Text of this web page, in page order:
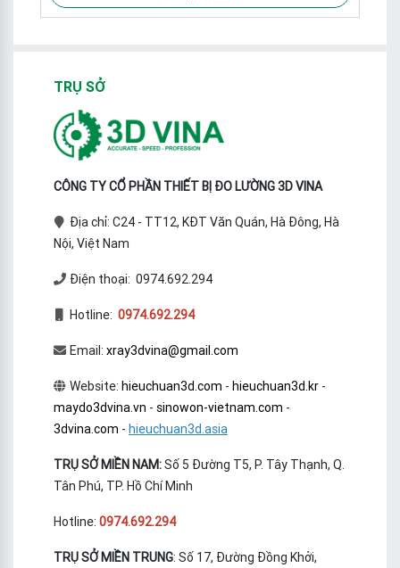
TRỤ SỞ
CÔNG TY CỔ PHẦN THIẾT BỊ ĐO LƯỜNG 3D VINA
Địa chỉ: C24 - TT12, KĐT Văn Quán, Hà Đông, Hà
Nội, Việt Nam
Điện thoại: 0974.692.294
Hotline: 0974.692.294
Email: xray3dvina@gmail.com
Website: hieuchuan3d.com - hieuchuan3d.kr-
maydo3dvina.vn - sinowon-vietnam.com -
3dvina.com - hieuchuan3d.asia
TRỤ SỞ MIỀN NAM:Số 5 Đường T5, P. Tây Thạnh, Q.
Tân Phú, TP. Hồ Chí Minh
Hotline: 0974.692.294
TRỤ SỞ MIỀN TRUNG: Số 17, Đường Đồng Khởi,